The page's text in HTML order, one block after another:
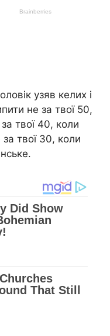
узяв келих і
не за твої 50,
твої 40, коли
твої 30, коли